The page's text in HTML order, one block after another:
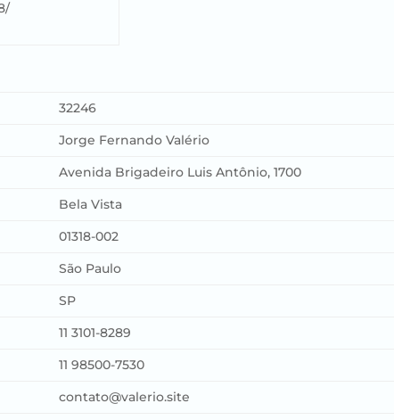
32246
Jorge Fernando Valério
Avenida Brigadeiro Luis Antônio, 1700
Bela Vista
01318-002
São Paulo
SP
11 3101-8289
11 98500-7530
contato@valerio.site